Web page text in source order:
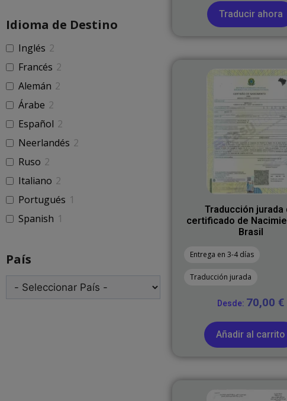
Idioma de Destino
Inglés 2
Francés 2
Alemán 2
Árabe 2
Español 2
Neerlandés 2
Ruso 2
Italiano 2
Portugués 1
Spanish 1
País
Traducir ahora
Traducción jurada
certificado de
Brasil
Entrega en 3-4 días
Traducción jurada
Desde: 70,00€
Añadir al carrito